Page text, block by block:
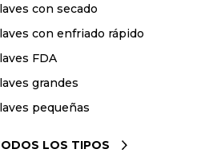
con secado
con enfriado rápido
FDA
grandes
pequeñas
LOS TIPOS